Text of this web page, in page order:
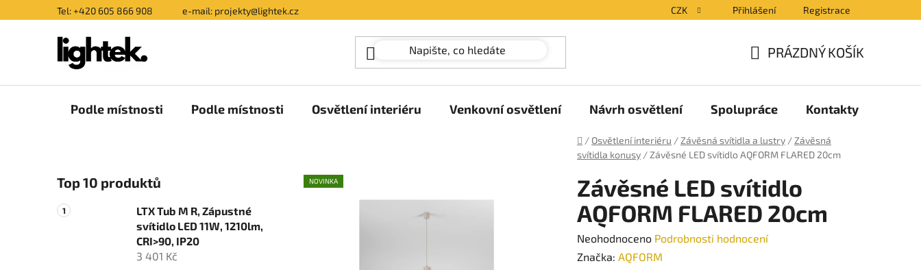
na
Tel: +420 605 866 908 e-mail: projekty@lightek.cz CZK Přihlášení Registrace
KOŠÍK
PRÁZDNÝ KOŠÍK
Podle místnosti Podle místnosti Osvětlení interiéru Venkovní osvětlení Návrh osvětlení Spolupráce Kontakty
Domů
/ Osvětlení interiéru / Závěsná svítidla a lustry / Závěsná
svítidla konusy / Závěsné LED svítidlo AQFORM FLARED 20cm
o
s
t
Top 10 produktů
LTX Tub M R, Zápustné
svítidlo LED 11W, 1210lm,
CRI>90, IP20
3 401 Kč
Závěsné LED svítidlo
AQFORM FLARED 20cm
Průměrné
hodnocení
Neohodnoceno Podrobnosti hodnocení
Značka: AQFORM
NOVINKA